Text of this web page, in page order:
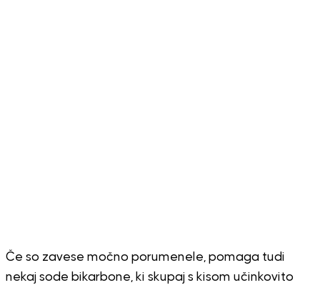
Če so zavese močno porumenele, pomaga tudi
nekaj sode bikarbone, ki skupaj s kisom učinkovito